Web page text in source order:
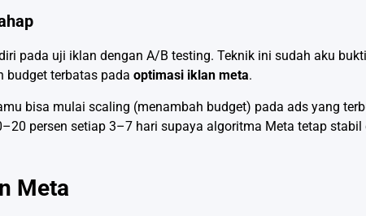
pada uji iklan dengan A/B testing. Teknik ini sudah aku
budget terbatas pada optimasi iklan meta.
bisa mulai scaling (menambah budget) pada ads yang
persen setiap 3–7 hari supaya algoritma Meta tetap
Meta